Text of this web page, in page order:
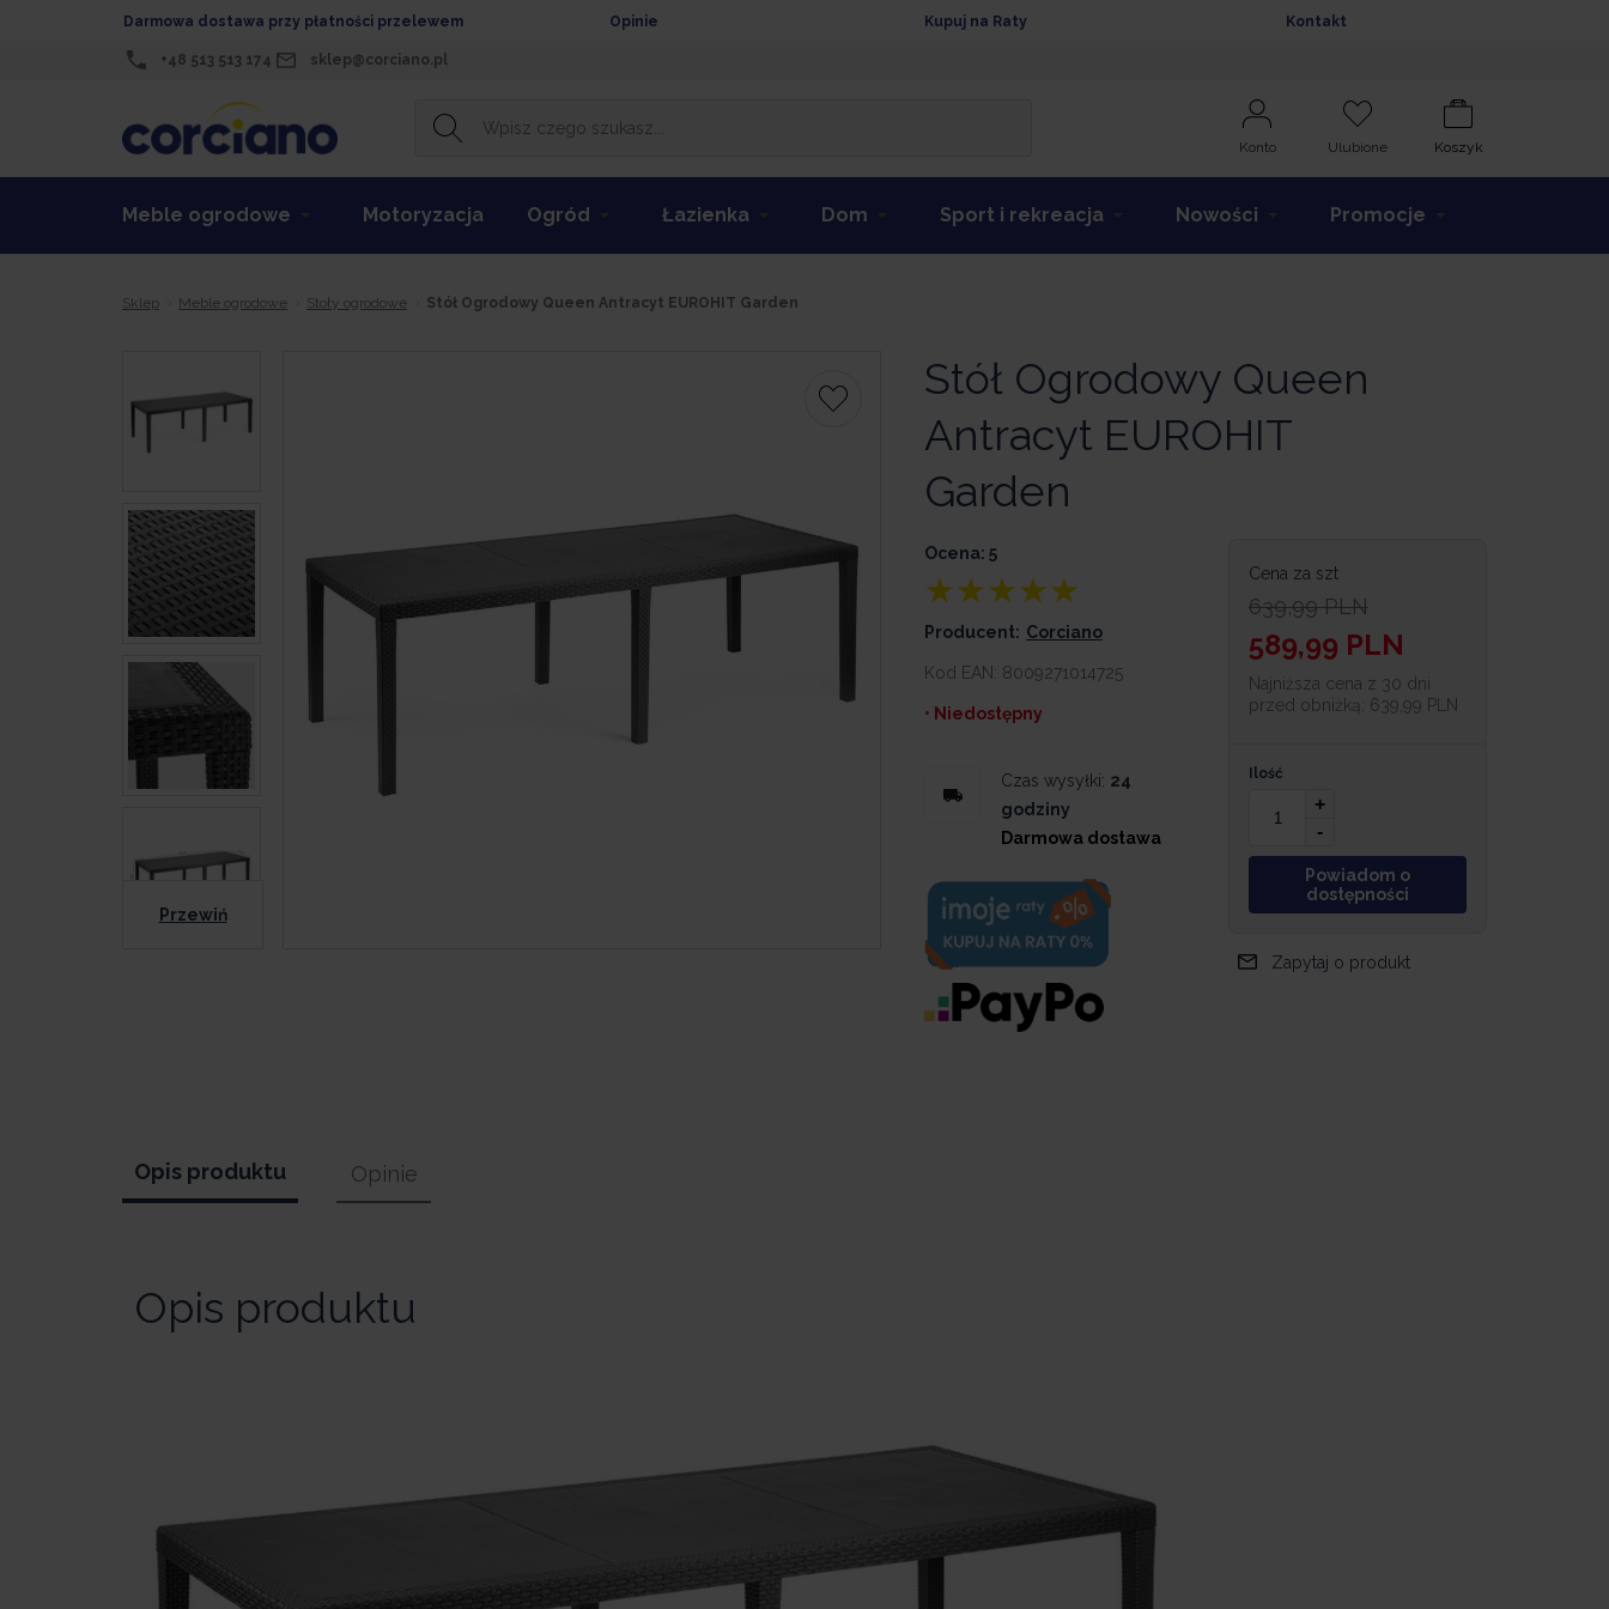
Darmowa dostawa przy płatności przelewem Opinie Kupuj na Raty Kontakt
+48 513 513 174 sklep@corciano.pl
Konto Ulubione Koszyk
Meble ogrodowe Motoryzacja Ogród Łazienka Dom Sport i rekreacja Nowości Promocje
Sklep Meble ogrodowe Stoły ogrodowe Stół Ogrodowy Queen Antracyt EUROHIT Garden
Przewiń
Stół Ogrodowy Queen
Antracyt EUROHIT
Garden
Ocena: 5
Producent: Corciano
Kod EAN: 8009271014725
• Niedostępny
Czas wysyłki: 24
godziny
Darmowa dostawa
Opis produktu Opinie
Opis produktu
Cena za szt
639,99 PLN
589,99 PLN
Najniższa cena z 30 dni
przed obniżką: 639,99 PLN
Ilość
+
-
Powiadom o
dostępności
Zapytaj o produkt